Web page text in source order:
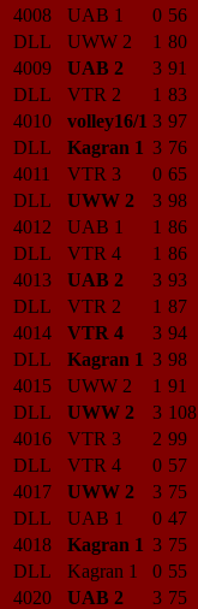
4008
UAB 1 0 56
DLL
UWW 2 1 80
4009
UAB 2 3 91
DLL
VTR 2 1 83
4010
volley16/1 3 97
DLL
Kagran 1 3 76
4011
VTR 3 0 65
DLL
UWW 2 3 98
4012
UAB 1 1 86
DLL
VTR 4 1 86
4013
UAB 2 3 93
DLL
VTR 2 1 87
4014
VTR 4 3 94
DLL
Kagran 1 3 98
4015
UWW 2 1 91
DLL
UWW 2 3 108
4016
VTR 3 2 99
DLL
VTR 4 0 57
4017
UWW 2 3 75
DLL
UAB 1 0 47
4018
Kagran 1 3 75
DLL
Kagran 1 0 55
4020
UAB 2 3 75